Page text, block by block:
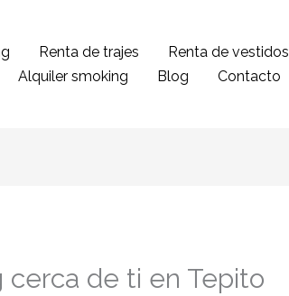
Renta de trajes Renta de vestidos
Alquiler smoking Blog Contacto
de ti en Tepito